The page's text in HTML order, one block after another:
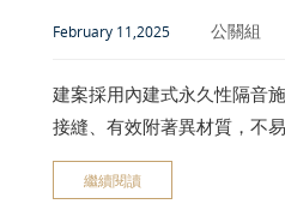
February 11,2025 公關組
建案採用內建式永久性隔音
接縫、有效附著異材質，不
效降噪17dB，具備防水效果
隔音層，未來變更室內格局
繼續閱讀